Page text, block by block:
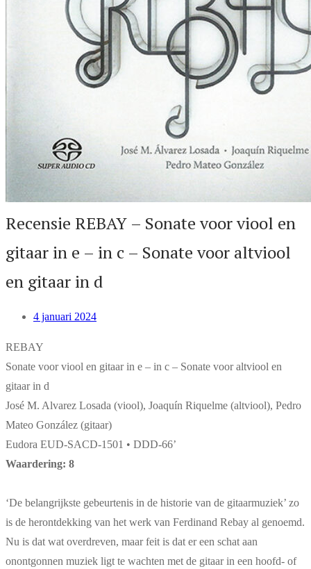
Recensie REBAY – Sonate voor viool en
gitaar in e – in c – Sonate voor altviool
en gitaar in d
4 januari 2024
REBAY
Sonate voor viool en gitaar in e – in c – Sonate voor altviool en
gitaar in d
José M. Alvarez Losada (viool), Joaquín Riquelme (altviool), Pedro
Mateo González (gitaar)
Eudora EUD-SACD-1501 • DDD-66’
Waardering: 8
‘De belangrijkste gebeurtenis in de historie van de gitaarmuziek’ zo
is de herontdekking van het werk van Ferdinand Rebay al genoemd.
Nu is dat wat overdreven, maar feit is dat er een schat aan
onontgonnen muziek ligt te wachten met de gitaar in een hoofd- of